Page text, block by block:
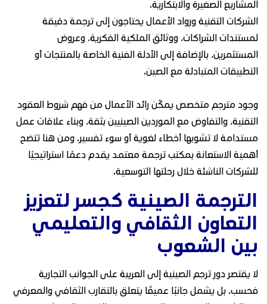
المشاريع الصغيرة والابتكارية.
الشركات التقنية ورواد الأعمال يحتاجون إلى ترجمة دقيقة
لمستندات الشراكات، ووثائق الملكية الفكرية، وعروض
المستثمرين، بالإضافة إلى الأدلة الفنية الخاصة بالمنتجات أو
التطبيقات المتبادلة مع الصين.
وجود مترجم متخصص يمكّن رائد الأعمال من فهم شروط العقود
التقنية، والتفاوض مع الموردين الصينيين بثقة، وبناء علاقات عمل
مستدامة لا تشوبها أخطاء لغوية أو سوء تفسير. ومن هنا تتضح
أهمية الاستعانة بمكتب ترجمة معتمد يقدم دعمًا استراتيجيًا
للشركات الناشئة خلال رحلتها التوسعية.
الترجمة الصينية كجسر لتعزيز
التعاون الثقافي والتعليمي
بين الشعوب
لا يقتصر دور ترجم الصينية إلى العربية على الجوانب التجارية
فحسب، بل يشمل جانبًا عميقًا يتعلق بالتقارب الثقافي والمعرفي